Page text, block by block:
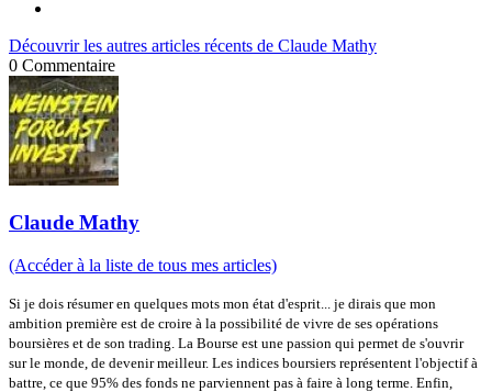
Découvrir les autres articles récents de Claude Mathy
0 Commentaire
Claude Mathy
(Accéder à la liste de tous mes articles)
Si je dois résumer en quelques mots mon état d'esprit... je dirais que mon
ambition première est de croire à la possibilité de vivre de ses opérations
boursières et de son trading. La Bourse est une passion qui permet de s'ouvrir
sur le monde, de devenir meilleur. Les indices boursiers représentent l'objectif à
battre, ce que 95% des fonds ne parviennent pas à faire à long terme. Enfin,